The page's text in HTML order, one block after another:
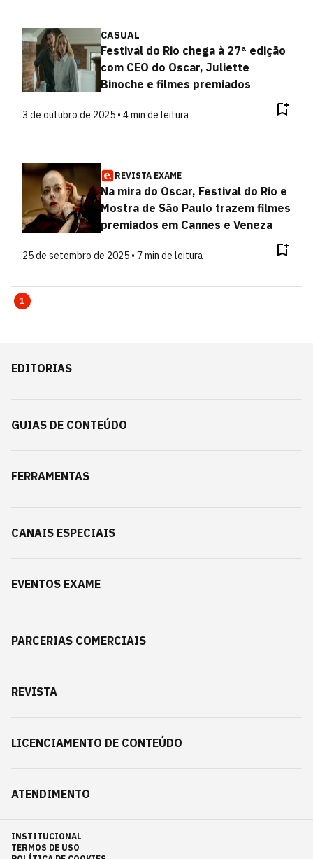
CASUAL
Festival do Rio chega à 27ª edição
com CEO do Oscar, Juliette
Binoche e filmes premiados
3 de outubro de 2025 • 4 min de leitura
REVISTA EXAME
Na mira do Oscar, Festival do Rio e
Mostra de São Paulo trazem filmes
premiados em Cannes e Veneza
25 de setembro de 2025 • 7 min de leitura
1
EDITORIAS
GUIAS DE CONTEÚDO
FERRAMENTAS
CANAIS ESPECIAIS
EVENTOS EXAME
PARCERIAS COMERCIAIS
REVISTA
LICENCIAMENTO DE CONTEÚDO
ATENDIMENTO
INSTITUCIONAL
TERMOS DE USO